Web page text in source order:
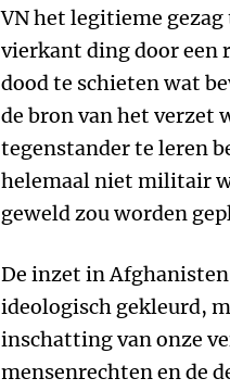
VN het legitieme
vierkant ding door een
dood te schieten wat
de bron van het verzet
tegenstander te leren
helemaal niet militair
geweld zou worden
De inzet in
ideologisch gekleurd,
inschatting van onze
mensenrechten en de